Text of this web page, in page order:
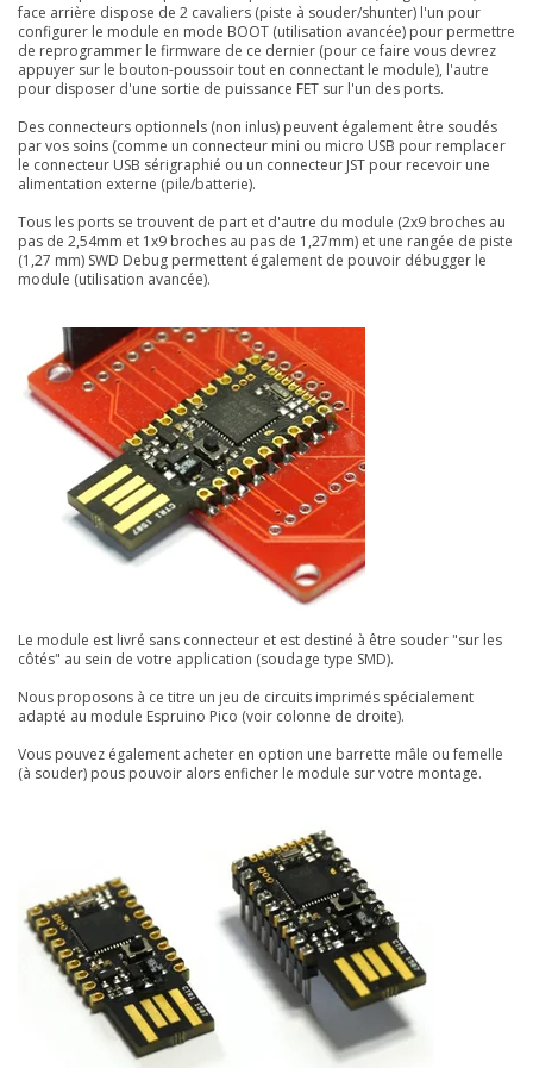
face arrière dispose de 2 cavaliers (piste à souder/shunter) l'un pour
configurer le module en mode BOOT (utilisation avancée) pour permettre
de reprogrammer le firmware de ce dernier (pour ce faire vous devrez
appuyer sur le bouton-poussoir tout en connectant le module), l'autre
pour disposer d'une sortie de puissance FET sur l'un des ports.
Des connecteurs optionnels (non inlus) peuvent également être soudés
par vos soins (comme un connecteur mini ou micro USB pour remplacer
le connecteur USB sérigraphié ou un connecteur JST pour recevoir une
alimentation externe (pile/batterie).
Tous les ports se trouvent de part et d'autre du module (2x9 broches au
pas de 2,54mm et 1x9 broches au pas de 1,27mm) et une rangée de piste
(1,27 mm) SWD Debug permettent également de pouvoir débugger le
module (utilisation avancée).
Le module est livré sans connecteur et est destiné à être souder "sur les
côtés" au sein de votre application (soudage type SMD).
Nous proposons à ce titre un jeu de circuits imprimés spécialement
adapté au module Espruino Pico (voir colonne de droite).
Vous pouvez également acheter en option une barrette mâle ou femelle
(à souder) pous pouvoir alors enficher le module sur votre montage.